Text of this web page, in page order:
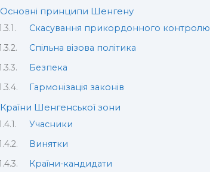
Основні принципи Шенгену
Скасування прикордонного контролю
Спільна візова політика
Безпека
Гармонізація законів
Країни Шенгенської зони
Учасники
Винятки
Країни-кандидати